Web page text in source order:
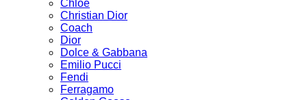
Chloé
Christian Dior
Coach
Dior
Dolce & Gabbana
Emilio Pucci
Fendi
Ferragamo